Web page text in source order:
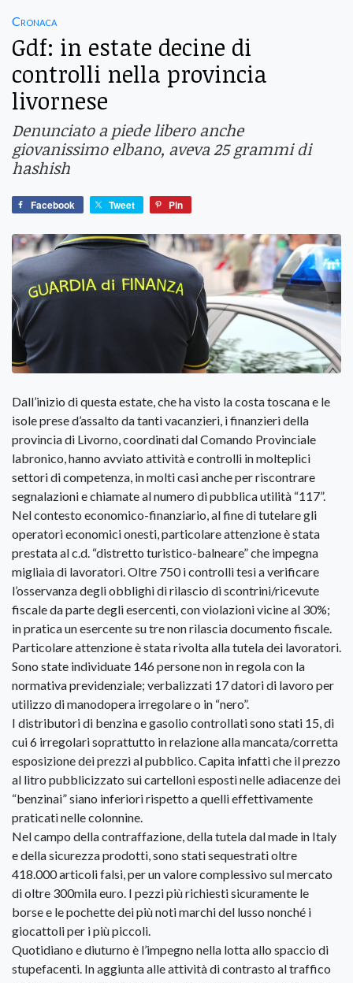
Cronaca
Gdf: in estate decine di
controlli nella provincia
livornese
Denunciato a piede libero anche
giovanissimo elbano, aveva 25 grammi di
hashish
Facebook Tweet Pin
Dall’inizio di questa estate, che ha visto la costa toscana e le
isole prese d’assalto da tanti vacanzieri, i finanzieri della
provincia di Livorno, coordinati dal Comando Provinciale
labronico, hanno avviato attività e controlli in molteplici
settori di competenza, in molti casi anche per riscontrare
segnalazioni e chiamate al numero di pubblica utilità “117”.
Nel contesto economico-finanziario, al fine di tutelare gli
operatori economici onesti, particolare attenzione è stata
prestata al c.d. “distretto turistico-balneare” che impegna
migliaia di lavoratori. Oltre 750 i controlli tesi a verificare
l’osservanza degli obblighi di rilascio di scontrini/ricevute
fiscale da parte degli esercenti, con violazioni vicine al 30%;
in pratica un esercente su tre non rilascia documento fiscale.
Particolare attenzione è stata rivolta alla tutela dei lavoratori.
Sono state individuate 146 persone non in regola con la
normativa previdenziale; verbalizzati 17 datori di lavoro per
utilizzo di manodopera irregolare o in “nero”.
I distributori di benzina e gasolio controllati sono stati 15, di
cui 6 irregolari soprattutto in relazione alla mancata/corretta
esposizione dei prezzi al pubblico. Capita infatti che il prezzo
al litro pubblicizzato sui cartelloni esposti nelle adiacenze dei
“benzinai” siano inferiori rispetto a quelli effettivamente
praticati nelle colonnine.
Nel campo della contraffazione, della tutela dal made in Italy
e della sicurezza prodotti, sono stati sequestrati oltre
418.000 articoli falsi, per un valore complessivo sul mercato
di oltre 300mila euro. I pezzi più richiesti sicuramente le
borse e le pochette dei più noti marchi del lusso nonché i
giocattoli per i più piccoli.
Quotidiano e diuturno è l’impegno nella lotta allo spaccio di
stupefacenti. In aggiunta alle attività di contrasto al traffico